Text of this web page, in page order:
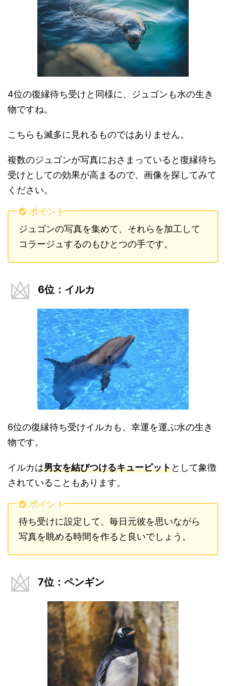
4位の復縁待ち受けと同様に、ジュゴンも水の生き
物ですね。
こちらも滅多に見れるものではありません。
複数のジュゴンが写真におさまっていると復縁待ち
受けとしての効果が高まるので、画像を探してみて
ください。
ポイント
ジュゴンの写真を集めて、それらを加工して
コラージュするのもひとつの手です。
6位：イルカ
6位の復縁待ち受けイルカも、幸運を運ぶ水の生き
物です。
イルカは男女を結びつけるキューピットとして象徴
されていることもあります。
ポイント
待ち受けに設定して、毎日元彼を思いながら
写真を眺める時間を作ると良いでしょう。
7位：ペンギン